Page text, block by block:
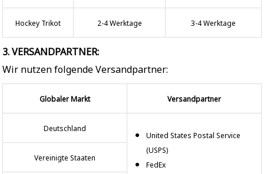
Hockey Trikot 2-4 Werktage 3-4 Werktage
3. VERSANDPARTNER:
Wir nutzen folgende Versandpartner:
Globaler Markt Versandpartner
Deutschland
United States Postal Service
(USPS)
FedEx
Vereinigte Staaten